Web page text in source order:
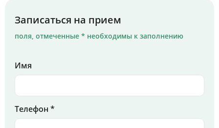
Записаться на прием
поля, отмеченные * необходимы к заполнению
Имя
Телефон *